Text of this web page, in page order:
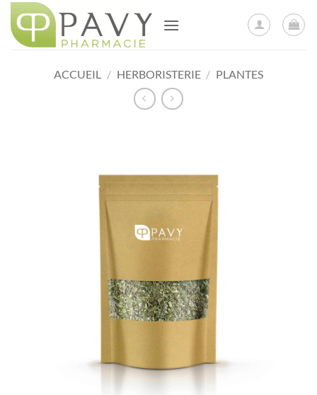
au
contenu
ACCUEIL / HERBORISTERIE / PLANTES